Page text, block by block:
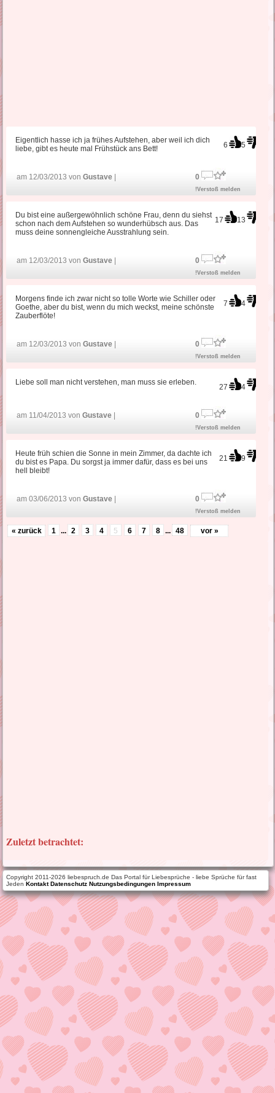
6 5
Eigentlich hasse ich ja frühes Aufstehen, aber weil ich dich
liebe, gibt es heute mal Frühstück ans Bett!
am 12/03/2013 vonGustave 0
!Verstoß melden
17 13
Du bist eine außergewöhnlich schöne Frau, denn du siehst
schon nach dem Aufstehen so wunderhübsch aus. Das
muss deine sonnengleiche Ausstrahlung sein.
am 12/03/2013 vonGustave 0
!Verstoß melden
7 4
Morgens finde ich zwar nicht so tolle Worte wie Schiller oder
Goethe, aber du bist, wenn du mich weckst, meine schönste
Zauberflöte!
am 12/03/2013 vonGustave 0
!Verstoß melden
27 4
Liebe soll man nicht verstehen, man muss sie erleben.
am 11/04/2013 vonGustave 0
!Verstoß melden
21 9
Heute früh schien die Sonne in mein Zimmer, da dachte ich
du bist es Papa. Du sorgst ja immer dafür, dass es bei uns
hell bleibt!
am 03/06/2013 vonGustave 0
!Verstoß melden
« zurück 1 ... 2 3 4 5 6 7 8 ... 48 vor »
Zuletzt betrachtet:
Copyright 2011-2026 liebespruch.de Das Portal für Liebesprüche - liebe Sprüche für fast
JedenKontakt Datenschutz Nutzungsbedingungen Impressum